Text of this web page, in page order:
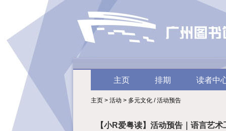
主页 排期 读者中
主页 > 活动 > 多元文化 / 活动预告
【小R爱粤读】活动预告｜语言艺术